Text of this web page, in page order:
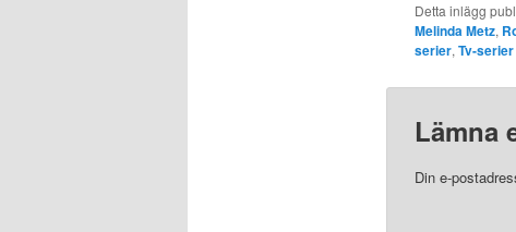
Detta inlägg
Melinda Metz,
serier,Tv-
Lämna
Din e-